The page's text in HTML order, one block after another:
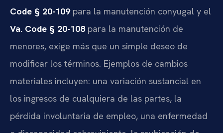
Code § 20-109para la manutención conyugal y el
Va. Code § 20-108para la manutención de
menores, exige más que un simple deseo de
modificar los términos. Ejemplos de cambios
materiales incluyen: una variación sustancial en
los ingresos de cualquiera de las partes, la
pérdida involuntaria de empleo, una enfermedad